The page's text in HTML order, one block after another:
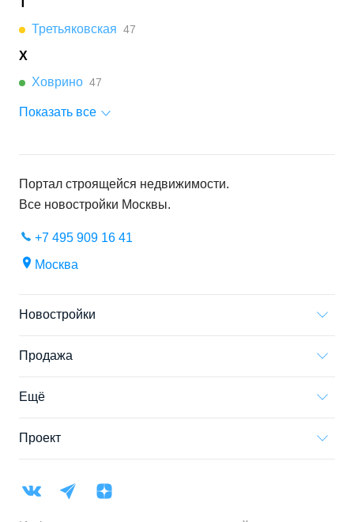
Т
Третьяковская 47
Х
Ховрино 47
Показать все
Портал строящейся недвижимости.
Все новостройки Москвы.
+7 495 909 16 41
Москва
Новостройки
Продажа
Ещё
Проект